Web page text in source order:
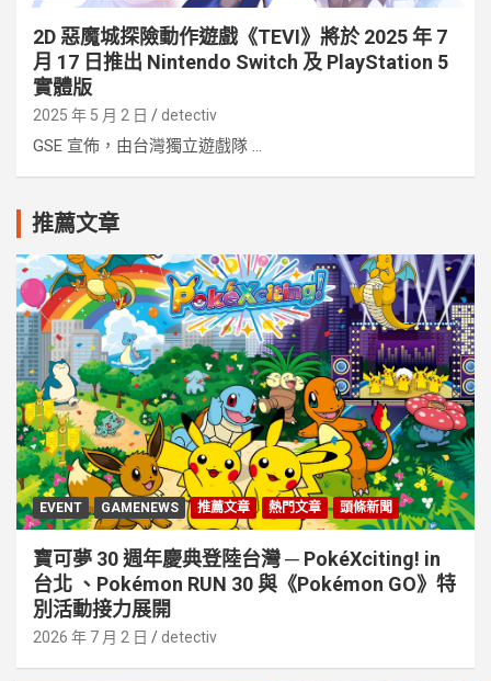
2D 惡魔城探險動作遊戲《TEVI》將於 2025 年 7
月 17 日推出 Nintendo Switch 及 PlayStation 5
實體版
2025 年 5 月 2 日 detectiv
GSE 宣佈，由台灣獨立遊戲隊 ...
推薦文章
EVENT GAMENEWS 推薦文章 熱門文章 頭條新聞
寶可夢 30 週年慶典登陸台灣 ─ PokéXciting! in
台北 、Pokémon RUN 30 與《Pokémon GO》特
別活動接⼒展開
2026 年 7 月 2 日 detectiv